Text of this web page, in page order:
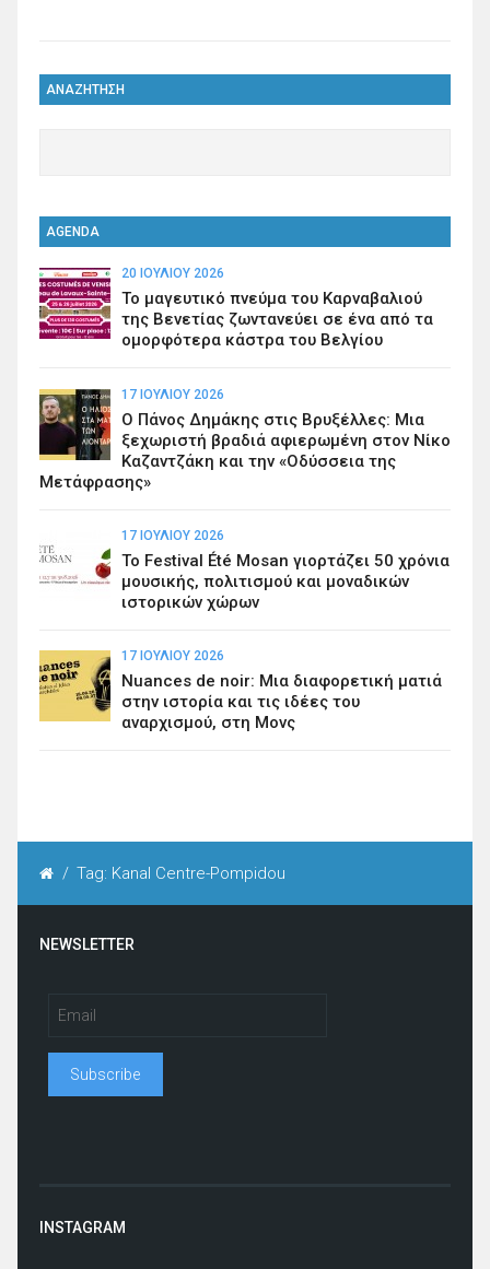
ΑΝΑΖΗΤΗΣΗ
AGENDA
20 ΙΟΥΛΊΟΥ 2026
Το μαγευτικό πνεύμα του Καρναβαλιού
της Βενετίας ζωντανεύει σε ένα από τα
ομορφότερα κάστρα του Βελγίου
17 ΙΟΥΛΊΟΥ 2026
Ο Πάνος Δημάκης στις Βρυξέλλες: Μια
ξεχωριστή βραδιά αφιερωμένη στον Νίκο
Καζαντζάκη και την «Οδύσσεια της
Μετάφρασης»
17 ΙΟΥΛΊΟΥ 2026
Το Festival Été Mosan γιορτάζει 50 χρόνια
μουσικής, πολιτισμού και μοναδικών
ιστορικών χώρων
17 ΙΟΥΛΊΟΥ 2026
Nuances de noir: Μια διαφορετική ματιά
στην ιστορία και τις ιδέες του
αναρχισμού, στη Μονς
/ Tag: Kanal Centre-Pompidou
NEWSLETTER
INSTAGRAM